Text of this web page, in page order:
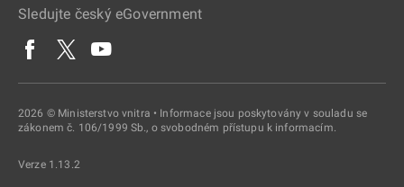
Sledujte český eGovernment
2026 © Ministerstvo vnitra • Informace jsou poskytovány v souladu se
zákonem č. 106/1999 Sb., o svobodném přístupu k informacím.
Verze 1.13.2